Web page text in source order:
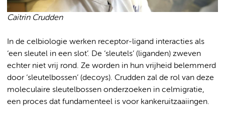
Caitrin Crudden
In de celbiologie werken receptor-ligand interacties als
‘een sleutel in een slot’. De ‘sleutels’ (liganden) zweven
echter niet vrij rond. Ze worden in hun vrijheid belemmerd
door ‘sleutelbossen’ (decoys). Crudden zal de rol van deze
moleculaire sleutelbossen onderzoeken in celmigratie,
een proces dat fundamenteel is voor kankeruitzaaiingen.